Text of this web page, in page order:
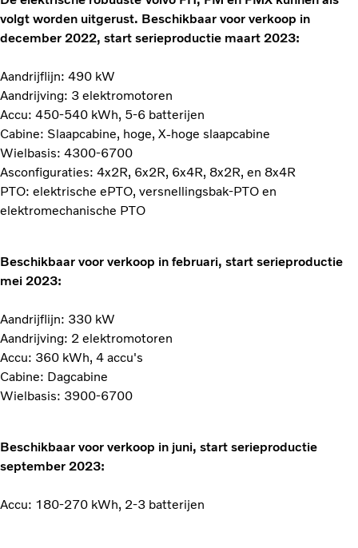
volgt worden uitgerust. Beschikbaar voor verkoop in
december 2022, start serieproductie maart 2023:
Aandrijflijn: 490 kW
Aandrijving: 3 elektromotoren
Accu: 450-540 kWh, 5-6 batterijen
Cabine: Slaapcabine, hoge, X-hoge slaapcabine
Wielbasis: 4300-6700
Asconfiguraties: 4x2R, 6x2R, 6x4R, 8x2R, en 8x4R
PTO: elektrische ePTO, versnellingsbak-PTO en
elektromechanische PTO
Beschikbaar voor verkoop in februari, start serieproductie
mei 2023:
Aandrijflijn: 330 kW
Aandrijving: 2 elektromotoren
Accu: 360 kWh, 4 accu's
Cabine: Dagcabine
Wielbasis: 3900-6700
Beschikbaar voor verkoop in juni, start serieproductie
september 2023:
Accu: 180-270 kWh, 2-3 batterijen